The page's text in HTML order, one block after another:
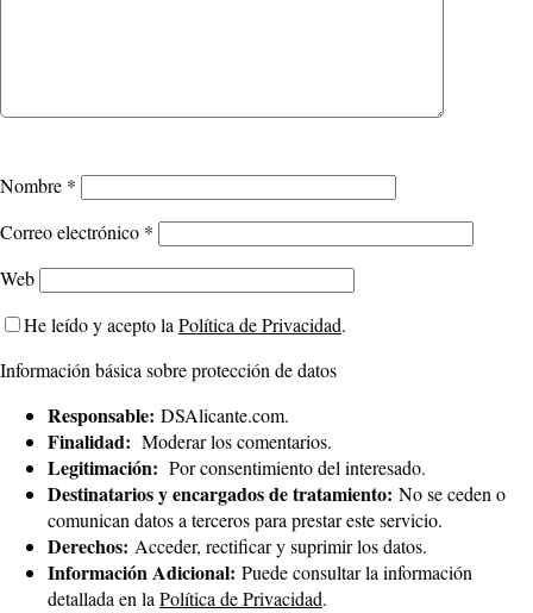
Nombre *
Correo electrónico *
Web
He leído y acepto la Política de Privacidad.
Información básica sobre protección de datos
Responsable: DSAlicante.com.
Finalidad: Moderar los comentarios.
Legitimación: Por consentimiento del interesado.
Destinatarios y encargados de tratamiento: No se ceden o
comunican datos a terceros para prestar este servicio.
Derechos: Acceder, rectificar y suprimir los datos.
Información Adicional: Puede consultar la información
detallada en la Política de Privacidad.